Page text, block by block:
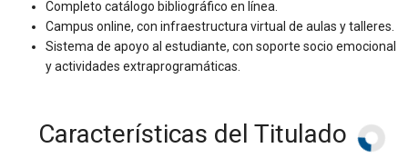
Completo catálogo bibliográfico en línea.
Campus online, con infraestructura virtual de aulas y talleres.
Sistema de apoyo al estudiante, con soporte socio emocional
y actividades extraprogramáticas.
Características del Titulado